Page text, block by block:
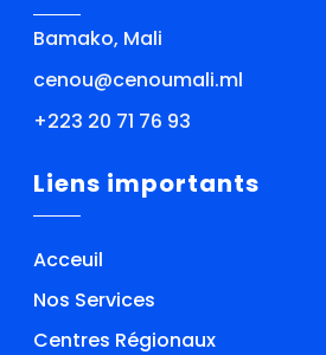
Bamako, Mali
cenou@cenoumali.ml
+223 20 71 76 93
Liens importants
Acceuil
Nos Services
Centres Régionaux